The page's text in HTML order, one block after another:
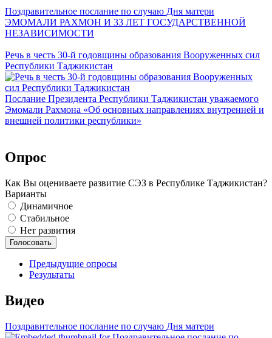
Поздравительное послание по случаю Дня матери
ЭМОМАЛИ РАХМОН И 33 ЛЕТ ГОСУДАРСТВЕННОЙ
НЕЗАВИСИМОСТИ
Речь в честь 30-й годовщины образования Вооруженных сил
Республики Таджикистан
Послание Президента Республики Таджикистан уважаемого
Эмомали Рахмона «Об основных направлениях внутренней и
внешней политики республики»
Опрос
Как Вы оцениваете развитие СЭЗ в Республике Таджикистан?
Варианты
Динамичное
Стабильное
Нет развития
Предыдущие опросы
Результаты
Видео
Поздравительное послание по случаю Дня матери